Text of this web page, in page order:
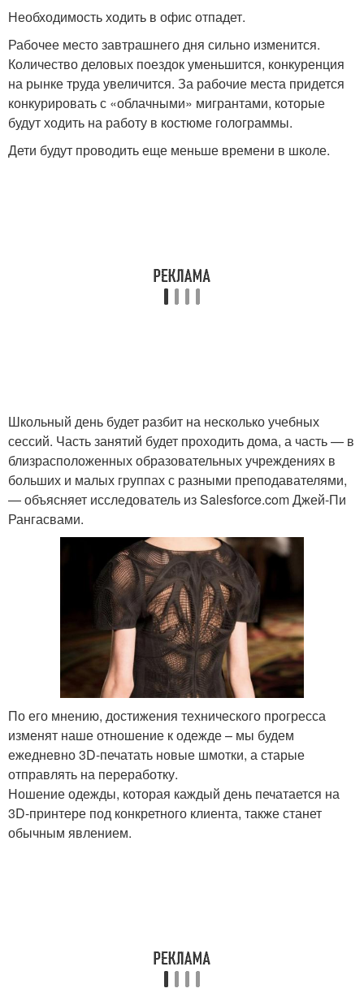
Необходимость ходить в офис отпадет.
Рабочее место завтрашнего дня сильно изменится.
Количество деловых поездок уменьшится, конкуренция
на рынке труда увеличится. За рабочие места придется
конкурировать с «облачными» мигрантами, которые
будут ходить на работу в костюме голограммы.
Дети будут проводить еще меньше времени в школе.
Школьный день будет разбит на несколько учебных
сессий. Часть занятий будет проходить дома, а часть — в
близрасположенных образовательных учреждениях в
больших и малых группах с разными преподавателями,
— объясняет исследователь из Salesforce.com Джей-Пи
Рангасвами.
По его мнению, достижения технического прогресса
изменят наше отношение к одежде – мы будем
ежедневно 3D-печатать новые шмотки, а старые
отправлять на переработку.
Ношение одежды, которая каждый день печатается на
3D-принтере под конкретного клиента, также станет
обычным явлением.